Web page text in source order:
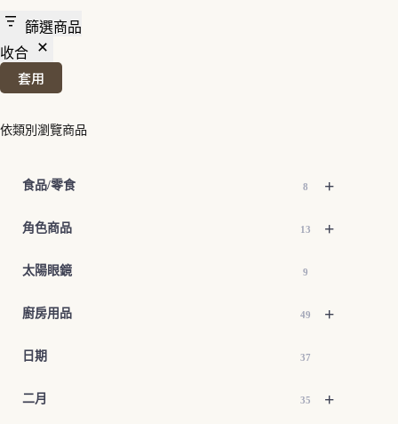
篩選商品
收合
套用
依類別瀏覽商品
+
食品/零食 8
+
角色商品 13
太陽眼鏡 9
+
廚房用品 49
日期 37
+
二月 35